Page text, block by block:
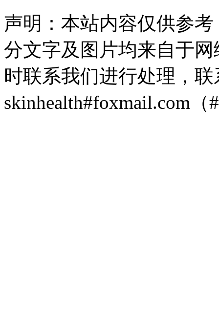
声明：本站内容仅供参
分文字及图片均来自于
时联系我们进行处理，
skinhealth#foxmail.com（